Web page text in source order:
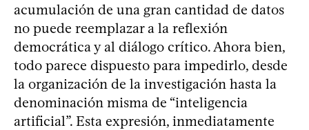
acumulación de una gran cantidad de datos
no puede reemplazar a la reflexión
democrática y al diálogo crítico. Ahora bien,
todo parece dispuesto para impedirlo, desde
la organización de la investigación hasta la
denominación misma de “inteligencia
artificial”. Esta expresión, inmediatamente